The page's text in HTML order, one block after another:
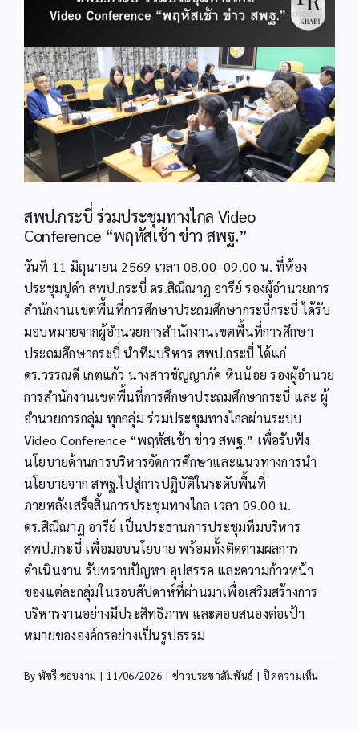
Image
สพป.กระบี่ ร่วมประชุมทางไกล Video
Conference “พฤหัสเช้า ข่าว สพฐ.”
วันที่ 11 มิถุนายน 2569 เวลา 08.00–09.00 น. ที่ห้อง
ประชุมปูดำ สพป.กระบี่ ดร.สิณีณาฏ อารีย์ รองผู้อำนวยการ
สำนักงานเขตพื้นที่การศึกษาประถมศึกษากระบี่กระบี่ ได้รับ
มอบหมายจากผู้อำนวยการสำนักงานเขตพื้นที่การศึกษา
ประถมศึกษากระบี่ นำทีมบริหาร สพป.กระบี่ ได้แก่
ดร.วรรณดี เกตแก้ว นางสาวชัญญาภัค หินน้อย รองผู้อำนวย
การสำนักงานเขตพื้นที่การศึกษาประถมศึกษากระบี่ และ ผู้
อำนวยการกลุ่ม ทุกกลุ่ม ร่วมประชุมทางไกลผ่านระบบ
Video Conference “พฤหัสเช้า ข่าว สพฐ.” เพื่อรับฟัง
นโยบายด้านการบริหารจัดการศึกษาและแนวทางการนำ
นโยบายจาก สพฐ.ไปสู่การปฏิบัติในระดับพื้นที่
ภายหลังเสร็จสิ้นการประชุมทางไกล เวลา 09.00 น.
ดร.สิณีณาฏ อารีย์ เป็นประธานการประชุมทีมบริหาร
สพป.กระบี่ เพื่อมอบนโยบาย พร้อมทั้งติดตามผลการ
ดำเนินงาน รับทราบปัญหา อุปสรรค และความก้าวหน้า
ของแต่ละกลุ่มในรอบสัปดาห์ที่ผ่านมาเพื่อเสริมสร้างการ
บริหารงานอย่างมีประสิทธิภาพ และตอบสนองต่อเป้า
หมายขององค์กรอย่างเป็นรูปธรรม
By พัชรี ชอบงาม | 11/06/2026 | ข่าวประชาสัมพันธ์ | ปิดความเห็น